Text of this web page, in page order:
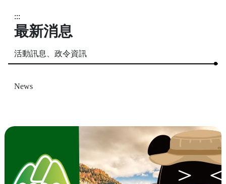
:::
最新消息
活動訊息、政令資訊
News